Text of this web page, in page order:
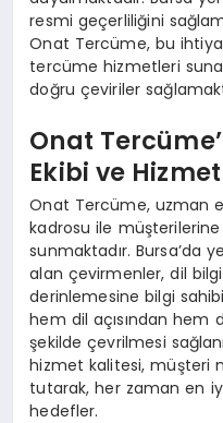
resmi geçerliliğini
Onat Tercüme, bu
tercüme hizmetleri
doğru çeviriler
Onat
Ekibi ve
Onat Tercüme, uzman
kadrosu ile
sunmaktadır. Bursa’da
alan çevirmenler, dil
derinlemesine bilgi
hem dil açısından hem
şekilde çevrilmesi
hizmet kalitesi, müşteri
tutarak, her zaman en
hedefler.